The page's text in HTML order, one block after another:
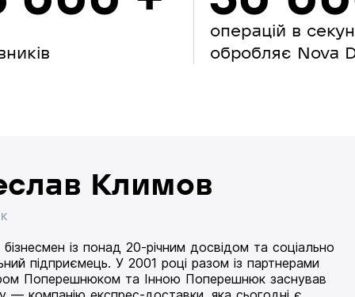
операцій в
обробляє Nova
Климов
із понад 20-річним досвідом та соціально
підприємець. У 2001 році разом із партнерами
Поперешнюком та Інною Поперешнюк заснував